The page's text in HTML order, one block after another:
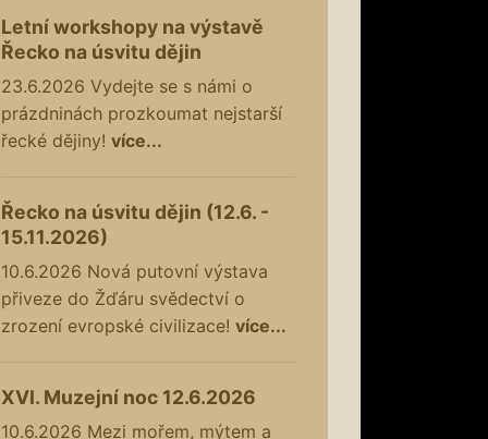
Letní workshopy na výstavě
Řecko na úsvitu dějin
23.6.2026 Vydejte se s námi o
prázdninách prozkoumat nejstarší
řecké dějiny! více...
Řecko na úsvitu dějin (12.6. -
15.11.2026)
10.6.2026 Nová putovní výstava
přiveze do Žďáru svědectví o
zrození evropské civilizace! více...
XVI. Muzejní noc 12.6.2026
10.6.2026 Mezi mořem, mýtem a